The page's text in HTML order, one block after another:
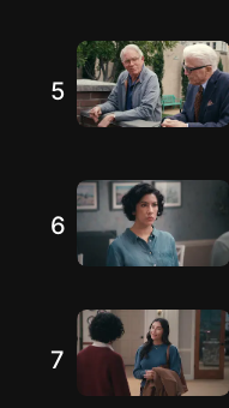
5
6
7